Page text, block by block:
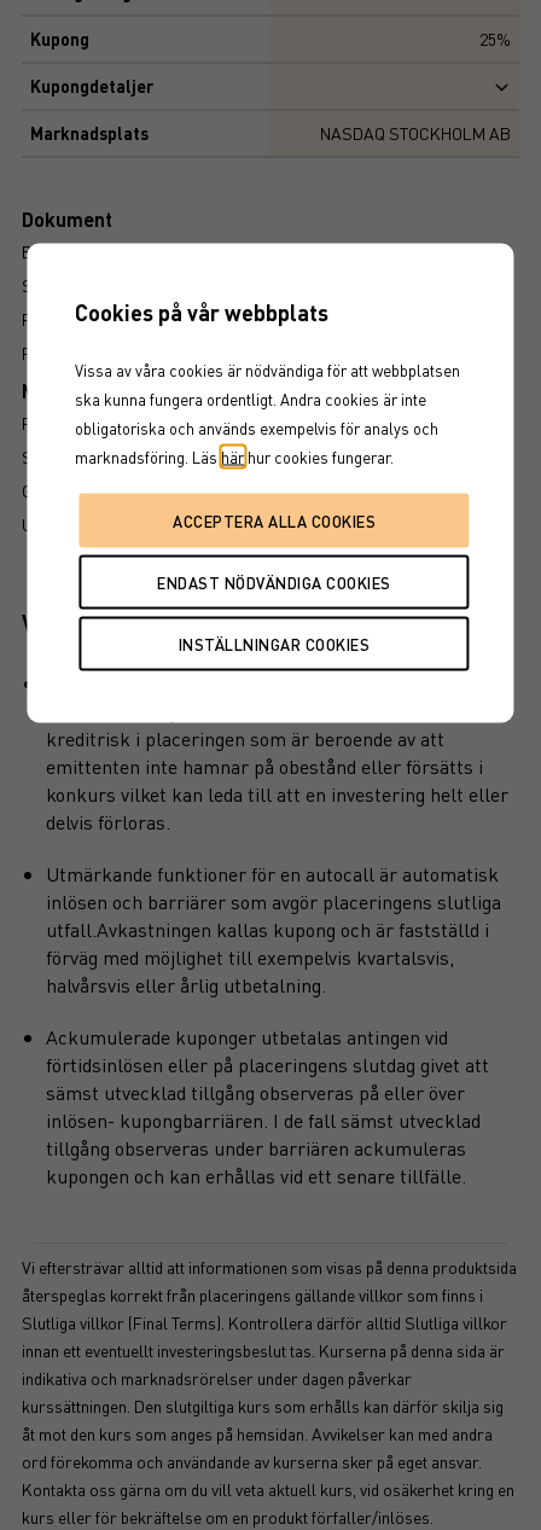
Kupong 25%
Kupongdetaljer
Marknadsplats NASDAQ STOCKHOLM AB
Dokument
BROSCHYR
SLUTLIGA VILLKOR
PROSPEKT
FAKTABLAD
Mer information om produkten
RISK
SÅ LÄSER DU FAKTABLADET
GRUNDPROSPEKT
UTSKRIFT
Viktiga egenskaper
kreditrisk i placeringen som är beroende av att
emittenten inte hamnar på obestånd eller försätts i
konkurs vilket kan leda till att en investering helt eller
delvis förloras.
Utmärkande funktioner för en autocall är automatisk
inlösen och barriärer som avgör placeringens slutliga
utfall.Avkastningen kallas kupong och är fastställd i
förväg med möjlighet till exempelvis kvartalsvis,
halvårsvis eller årlig utbetalning.
Ackumulerade kuponger utbetalas antingen vid
förtidsinlösen eller på placeringens slutdag givet att
sämst utvecklad tillgång observeras på eller över
inlösen- kupongbarriären. I de fall sämst utvecklad
tillgång observeras under barriären ackumuleras
kupongen och kan erhållas vid ett senare tillfälle.
Vi eftersträvar alltid att informationen som visas på denna produktsida
återspeglas korrekt från placeringens gällande villkor som finns i
Slutliga villkor (Final Terms). Kontrollera därför alltid Slutliga villkor
innan ett eventuellt investeringsbeslut tas. Kurserna på denna sida är
indikativa och marknadsrörelser under dagen påverkar
kurssättningen. Den slutgiltiga kurs som erhålls kan därför skilja sig
åt mot den kurs som anges på hemsidan. Avvikelser kan med andra
ord förekomma och användande av kurserna sker på eget ansvar.
Kontakta oss gärna om du vill veta aktuell kurs, vid osäkerhet kring en
kurs eller för bekräftelse om en produkt förfaller/inlöses.
Cookies på vår webbplats
Vissa av våra cookies är nödvändiga för att webbplatsen
ska kunna fungera ordentligt. Andra cookies är inte
obligatoriska och används exempelvis för analys och
marknadsföring. Läs här hur cookies fungerar.